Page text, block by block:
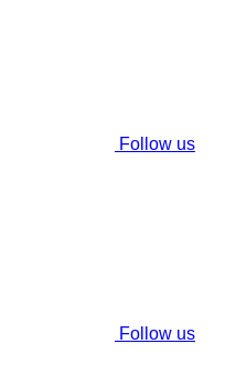
Follow us
Follow us